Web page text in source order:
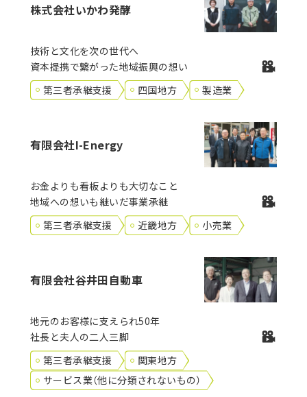
株式会社いかわ発酵
技術と文化を次の世代へ
資本提携で繋がった地域振興の想い
第三者承継支援
四国地方 製造業
有限会社I-Energy
お金よりも看板よりも大切なこと
地域への想いも継いだ事業承継
第三者承継支援
近畿地方 小売業
有限会社谷井田自動車
地元のお客様に支えられ50年
社長と夫人の二人三脚
第三者承継支援
関東地方
サービス業（他に分類されないもの）